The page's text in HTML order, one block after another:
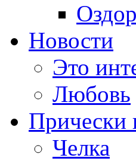
Новости
Это
Любовь
Прически
Челка